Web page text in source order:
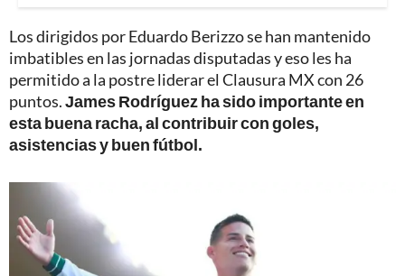
Los dirigidos por Eduardo Berizzo se han mantenido
imbatibles en las jornadas disputadas y eso les ha
permitido a la postre liderar el Clausura MX con 26
puntos.James Rodríguez ha sido importante en
esta buena racha, al contribuir con goles,
asistencias y buen fútbol.